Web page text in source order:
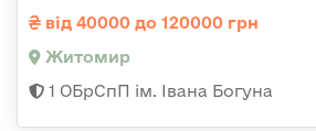
від 40000 до 120000 грн
Житомир
1 ОБрСпП ім. Івана Богуна